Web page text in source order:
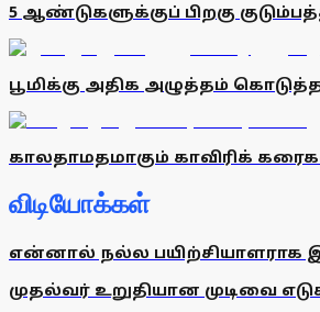
5 ஆண்டுகளுக்குப் பிறகு
பூமிக்கு அதிக அழுத்தம்
காலதாமதமாகும் காவிரிக்
விடியோக்கள்
என்னால் நல்ல பயிற்சியாளராக
முதல்வர் உறுதியான முடிவை